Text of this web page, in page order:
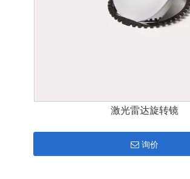
激光雷达旋转镜
询价